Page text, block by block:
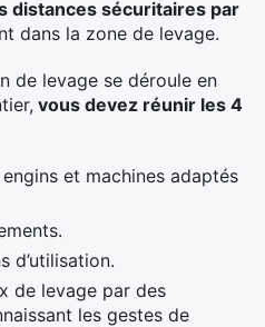
distances sécuritaires par
dans la zone de levage.
de levage se déroule en
vous devez réunir les 4
et machines adaptés
d’utilisation.
de levage par des
les gestes de